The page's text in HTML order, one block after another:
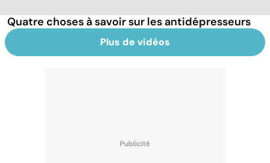
Quatre choses à savoir sur les antidépresseurs
Plus de vidéos